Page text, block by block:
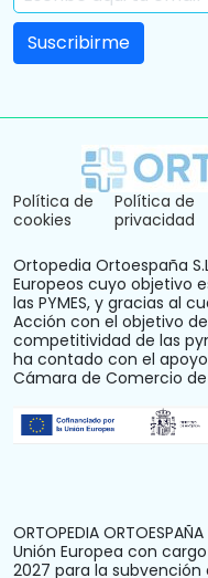
Política de
cookies
Política de
privacidad
Ortopedia Ortoespaña
Europeos cuyo objetivo
las PYMES, y gracias al
Acción con el objetivo
competitividad de las
ha contado con el
Cámara de Comercio
ORTOPEDIA
Unión Europea con cargo
2027 para la